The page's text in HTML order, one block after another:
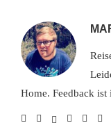
Home. Feedback